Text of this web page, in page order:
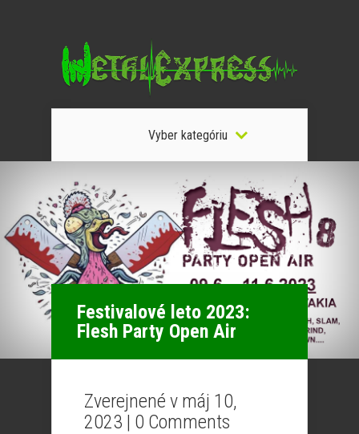
Vyber kategóriu
Festivalové leto 2023:
Flesh Party Open Air
Zverejnené v máj 10,
2023 | 0 Comments